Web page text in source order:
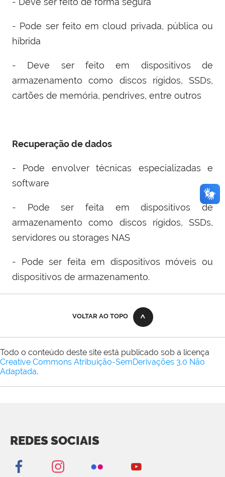
- Pode ser feito em cloud privada, pública ou
híbrida
- Deve ser feito em dispositivos de
armazenamento como discos rígidos, SSDs,
cartões de memória, pendrives, entre outros
Recuperação de dados
- Pode envolver técnicas especializadas e
software
- Pode ser feita em dispositivos de
armazenamento como discos rígidos, SSDs,
servidores ou storages NAS
- Pode ser feita em dispositivos móveis ou
dispositivos de armazenamento.
VOLTAR AO TOPO
Todo o conteúdo deste site está publicado sob a licença
Creative Commons Atribuição-SemDerivações 3.0 Não
Adaptada.
REDES SOCIAIS